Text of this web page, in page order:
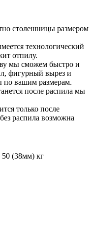
столешницы размером
технологический
отпилу.
мы сможем быстро и
фигурный вырез и
по вашим размерам.
после распила мы
только после
распила возможна
(38мм) кг